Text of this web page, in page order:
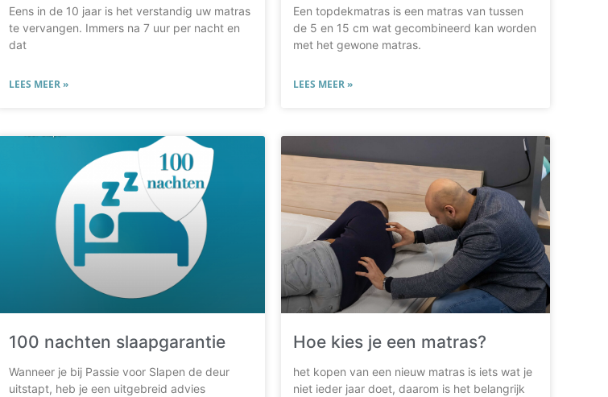
Eens in de 10 jaar is het verstandig uw matras
te vervangen. Immers na 7 uur per nacht en
dat
LEES MEER »
Een topdekmatras is een matras van tussen
de 5 en 15 cm wat gecombineerd kan worden
met het gewone matras.
LEES MEER »
100 nachten slaapgarantie
Wanneer je bij Passie voor Slapen de deur
uitstapt, heb je een uitgebreid advies
Hoe kies je een matras?
het kopen van een nieuw matras is iets wat je
niet ieder jaar doet, daarom is het belangrijk